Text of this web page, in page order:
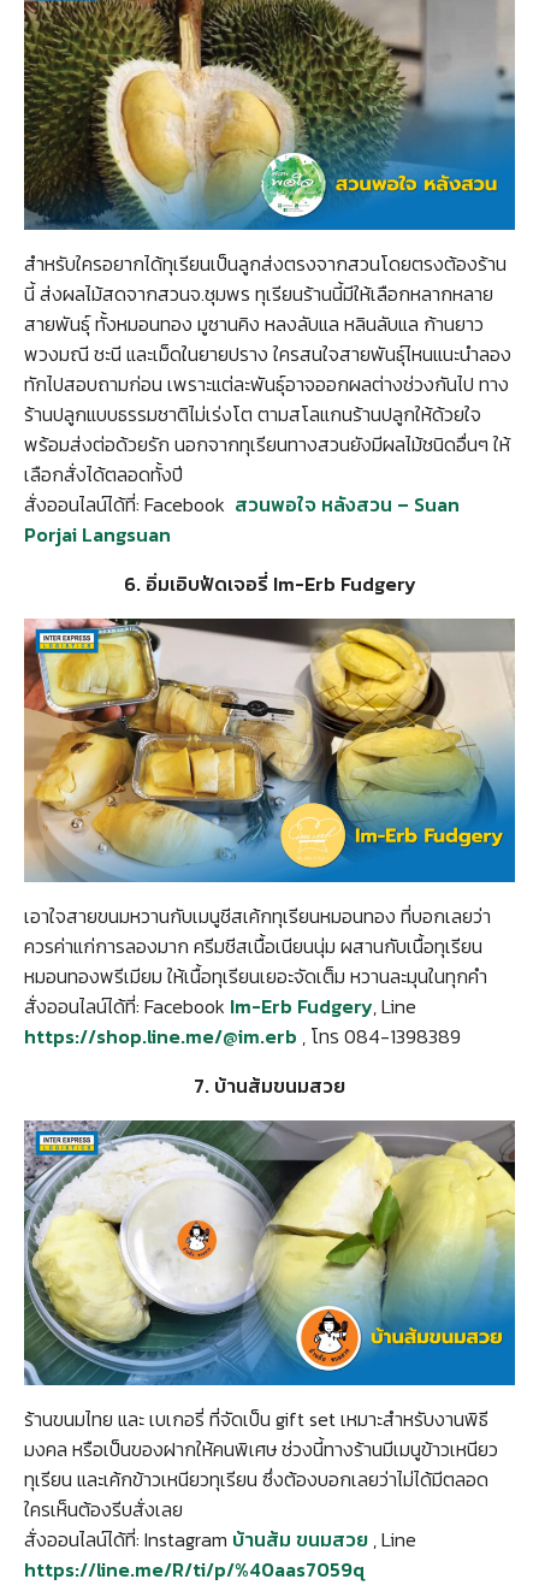
สำหรับใครอยากได้ทุเรียนเป็นลูกส่งตรงจากสวนโดยตรงต้องร้าน
นี้ ส่งผลไม้สดจากสวนจ.ชุมพร ทุเรียนร้านนี้มีให้เลือกหลากหลาย
สายพันธุ์ ทั้งหมอนทอง มูซานคิง หลงลับแล หลินลับแล ก้านยาว
พวงมณี ชะนี และเม็ดในยายปราง ใครสนใจสายพันธุ์ไหนแนะนำลอง
ทักไปสอบถามก่อน เพราะแต่ละพันธุ์อาจออกผลต่างช่วงกันไป ทาง
ร้านปลูกแบบธรรมชาติไม่เร่งโต ตามสโลแกนร้านปลูกให้ด้วยใจ
พร้อมส่งต่อด้วยรัก นอกจากทุเรียนทางสวนยังมีผลไม้ชนิดอื่นๆ ให้
เลือกสั่งได้ตลอดทั้งปี
สั่งออนไลน์ได้ที่: Facebook สวนพอใจ หลังสวน – Suan
Porjai Langsuan
6. อิ่มเอิบฟัดเจอรี่ Im-Erb Fudgery
เอาใจสายขนมหวานกับเมนูชีสเค้กทุเรียนหมอนทอง ที่บอกเลยว่า
ควรค่าแก่การลองมาก ครีมชีสเนื้อเนียนนุ่ม ผสานกับเนื้อทุเรียน
หมอนทองพรีเมียม ให้เนื้อทุเรียนเยอะจัดเต็ม หวานละมุนในทุกคำ
สั่งออนไลน์ได้ที่: Facebook Im-Erb Fudgery, Line
https://shop.line.me/@im.erb , โทร 084-1398389
7. บ้านส้มขนมสวย
ร้านขนมไทย และ เบเกอรี่ ที่จัดเป็น gift set เหมาะสำหรับงานพิธี
มงคล หรือเป็นของฝากให้คนพิเศษ ช่วงนี้ทางร้านมีเมนูข้าวเหนียว
ทุเรียน และเค้กข้าวเหนียวทุเรียน ซึ่งต้องบอกเลยว่าไม่ได้มีตลอด
ใครเห็นต้องรีบสั่งเลย
สั่งออนไลน์ได้ที่: Instagram บ้านส้ม ขนมสวย , Line
https://line.me/R/ti/p/%40aas7059q